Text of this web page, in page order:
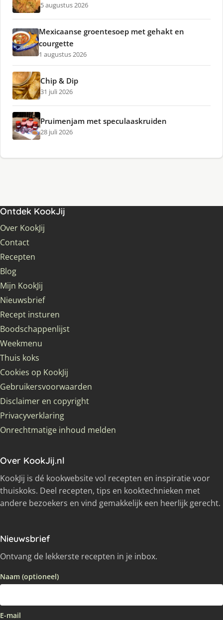
5 augustus 2026
Mexicaanse groentesoep met gehakt en
courgette
1 augustus 2026
Chip & Dip
31 juli 2026
Pruimenjam met speculaaskruiden
28 juli 2026
Ontdek KookJij
Over KookJij
Contact
Recepten
Blog
Mijn KookJij
Nieuwsbrief
Recept insturen
Boodschappenlijst
Weekmenu
Thuis koks
Cookies op KookJij
Gebruikersvoorwaarden
Disclaimer en copyright
Privacyverklaring
Onrechtmatige inhoud melden
Over KookJij.nl
KookJij is dé kookwebsite vol recepten en inspiratie voor
thuiskoks. Deel recepten, tips en kooktechnieken met
andere bezoekers en vind gemakkelijk een heerlijk gerecht.
Nieuwsbrief
Ontvang de lekkerste recepten in je inbox.
Naam (optioneel)
E-mail